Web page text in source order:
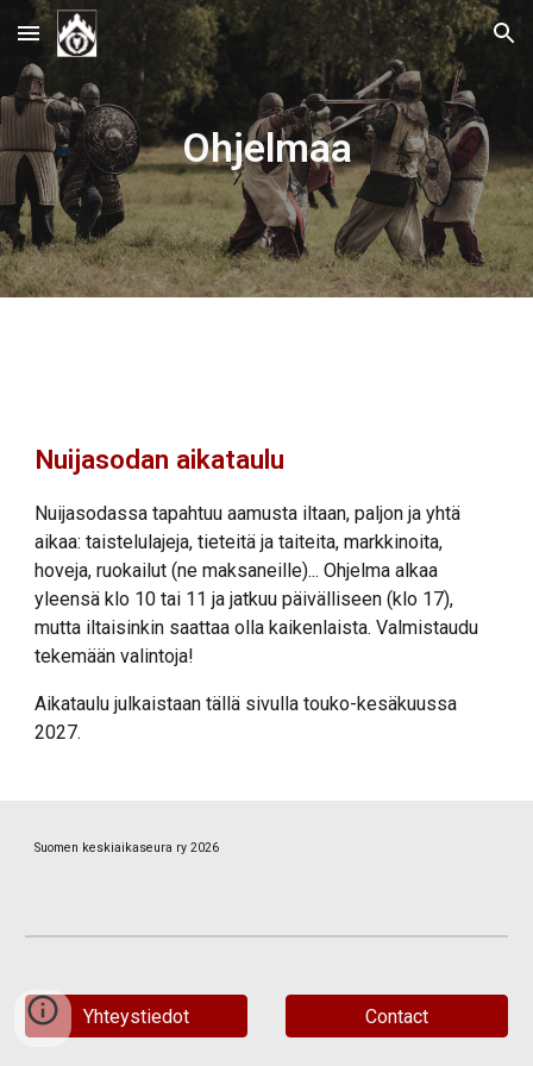
Skip to main content Skip to navigation
Ohjelmaa
Nuijasodan aikataulu
Nuijasodassa tapahtuu aamusta iltaan, paljon ja yhtä
aikaa: taistelulajeja, tieteitä ja taiteita, markkinoita,
hoveja, ruokailut (ne maksaneille)... Ohjelma alkaa
yleensä klo 10 tai 11 ja jatkuu päivälliseen (klo 17),
mutta iltaisinkin saattaa olla kaikenlaista. Valmistaudu
tekemään valintoja!
Aikataulu julkaistaan tällä sivulla touko-kesäkuussa
2027.
Suomen keskiaikaseura ry 2026
Yhteystiedot Contact